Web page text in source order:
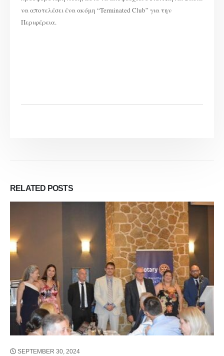
να αποτελέσει ένα ακόμη “Terminated Club” για την
Περιφέρεια.
RELATED POSTS
SEPTEMBER 30, 2024